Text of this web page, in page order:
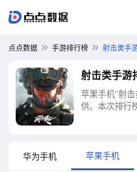
点点数据 手游排行榜 射击类手
射击类手游
苹果手机"射
供。本次排行
唤手游、
越火线-枪战
等十大射击类
华为手机 苹果手机